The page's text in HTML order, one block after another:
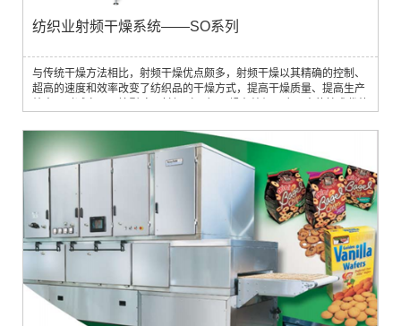
纺织业射频干燥系统——SO系列
与传统干燥方法相比，射频干燥优点颇多，射频干燥以其精确的控制、
超高的速度和效率改变了纺织品的干燥方式，提高干燥质量、提高生产
过程，确保纺织品均匀干燥。这有助于保持纱线或织物的完整性和强
度，防止传统干燥方法常见的不均匀收缩或损坏。2. 缓解染料迁移和黄
变：RF干燥可将染料迁移...